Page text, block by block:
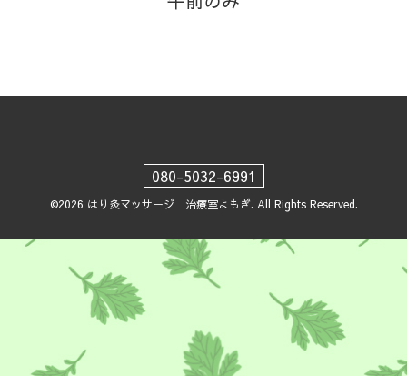
080-5032-6991
©2026 はり灸マッサージ 治療室よもぎ. All Rights Reserved.